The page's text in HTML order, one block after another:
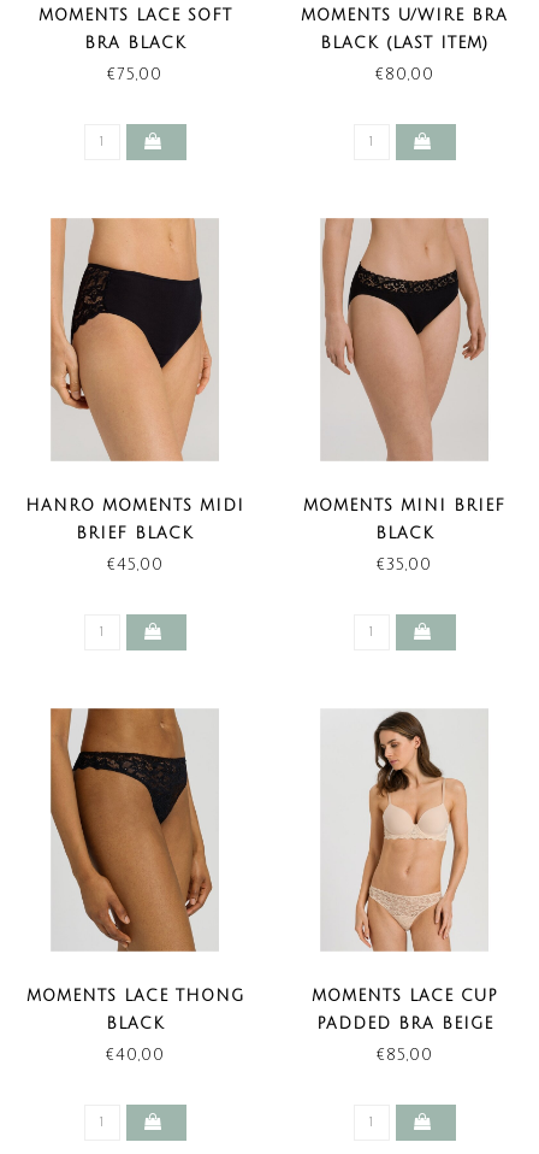
MOMENTS LACE SOFT
BRA BLACK
€75,00
MOMENTS U/WIRE BRA
BLACK (LAST ITEM)
€80,00
HANRO MOMENTS MIDI
BRIEF BLACK
€45,00
MOMENTS MINI BRIEF
BLACK
€35,00
MOMENTS LACE THONG
BLACK
€40,00
MOMENTS LACE CUP
PADDED BRA BEIGE
€85,00